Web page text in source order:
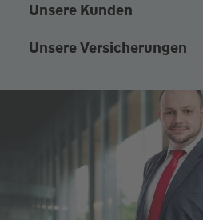
Unsere Kunden
Unsere Versicherungen